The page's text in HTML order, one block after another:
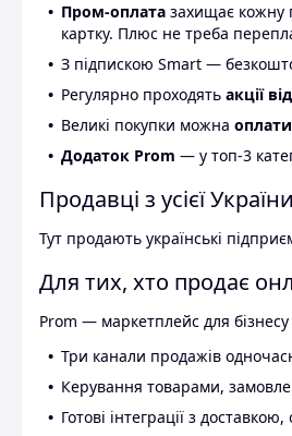
Пром-оплата захищає кожну
картку. Плюс не треба
З підпискою Smart —
Регулярно проходять акції
Великі покупки можна
Додаток Prom — у топ-3
Продавці з усієї України
Тут продають українські
Для тих, хто продає
Prom — маркетплейс для
Три канали продажів
Керування товарами,
Готові інтеграції з